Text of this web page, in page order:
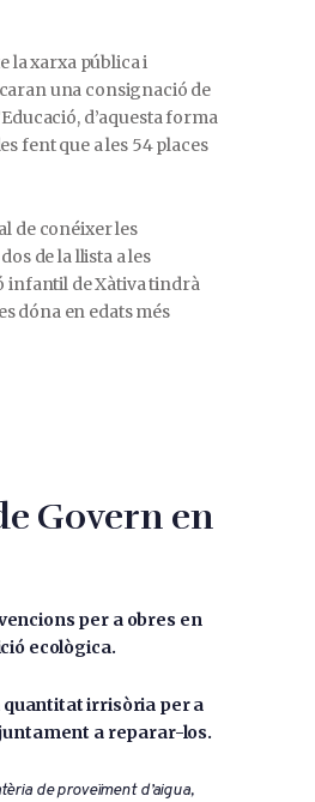
la xarxa pública i
una consignació de
d’aquesta forma
fent que a les 54 places
de conéixer les
de la llista a les
infantil de Xàtiva tindrà
dóna en edats més
Govern en
per a obres en
ecològica.
quantitat irrisòria per a
a reparar-los.
de proveïment d’aigua,